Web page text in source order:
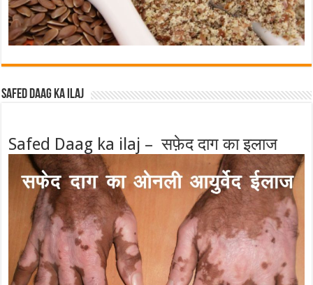
Safed Daag ka ilaj
Safed Daag ka ilaj – सफ़ेद दाग का इलाज